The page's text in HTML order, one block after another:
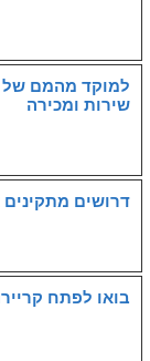
למוקד מהמם של
שירות ומכירה
דרושים מתקינים
בואו לפתח